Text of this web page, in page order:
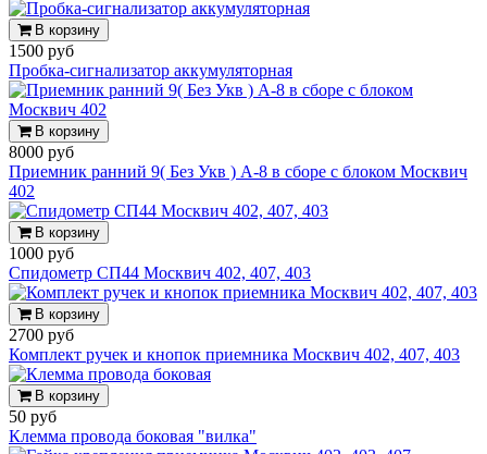
В корзину
1500 руб
Пробка-сигнализатор аккумуляторная
В корзину
8000 руб
Приемник ранний 9( Без Укв ) А-8 в сборе с блоком Москвич
402
В корзину
1000 руб
Спидометр СП44 Москвич 402, 407, 403
В корзину
2700 руб
Комплект ручек и кнопок приемника Москвич 402, 407, 403
В корзину
50 руб
Клемма провода боковая "вилка"